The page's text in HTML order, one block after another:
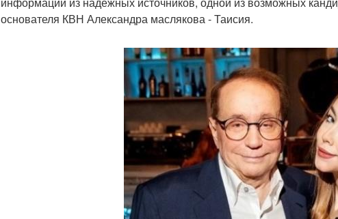
основателя КВН Александра маслякова - Таисия.